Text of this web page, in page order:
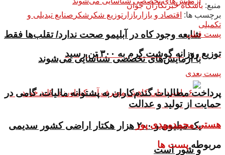
شایعه وجود کاه در آبلیمو صحت ندارد/ تقلب‌ها فقط
با آزمایش‌های تخصصی شناسایی می‌شوند
یک میلیون و ۲۰۰ هزار هکتار اراضی کشور سدیمی
و شور است
منبع: باشگاه خبرنگاران جوان
برچسب ها: اقتصاد و بازار بازار توزیع شکر شکر صنایع تبدیلی و
تکمیلی
پست قبلی
توزیع روزانه گوشت گرم به ۳۰۰ تن رسید
پست بعدی
پرداخت مطالبات گندم‌کاران به پشتوانه مالیات، گامی در
حمایت از تولید و عدالت
هستی محمدمهدی پور
مربوطهپست ها